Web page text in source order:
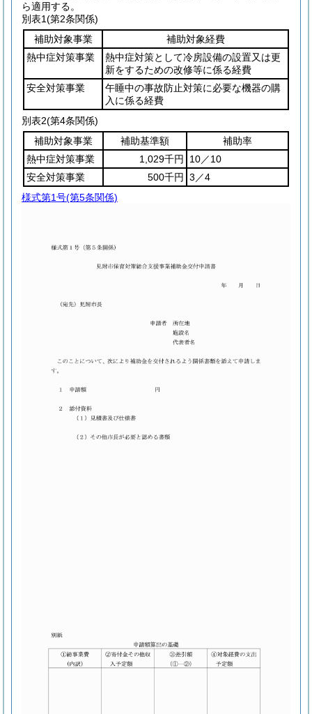
ら適用する。
別表1(第2条関係)
補助対象事業
補助対象経費
熱中症対策事業
熱中症対策として冷房設備の設置又は更
新をするための改修等に係る経費
安全対策事業
午睡中の事故防止対策に必要な機器の購
入に係る経費
別表2(第4条関係)
補助対象事業
補助基準額
補助率
熱中症対策事業
1,029千円
10／10
安全対策事業
500千円
3／4
様式第1号(第5条関係)